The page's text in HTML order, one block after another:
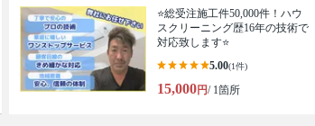
⭐総受注施工件50,000件！ハウ
スクリーニング歴16年の技術で
対応致します⭐
5.00(1件)
15,000円/ 1箇所